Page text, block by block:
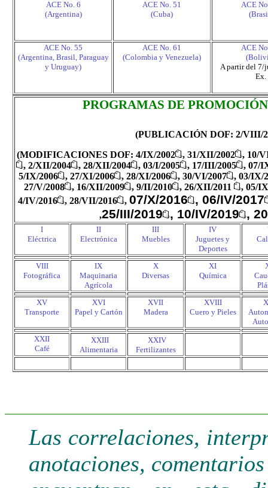
ACE No. 6
(Argentina)
ACE No. 51
(Cuba)
ACE
ACE No. 55
(Argentina, Brasil, Paraguay
y Uruguay)
ACE No. 61
(Colombia y Venezuela)
ACE
A partir del 7/
Ex.
PROGRAMAS DE
(PUBLICACIÓN DOF: 2/VIII/
(MODIFICACIONES DOF: 4/IX/2002 , 31/XII/2002
, 10/
, 2/XII/2004
, 28/XII/2004 , 03/I/2005 , 17/III/2005
, 07/
5/IX/2006
, 27/XI/2006 , 28/XI/2006 , 30/VI/2007
, 03/IX/
27/V/2008
, 16/XII/2009 , 9/II/2010 , 26/XII/2011 , 05/
4/IV/2016
, 28/VII/2016 , 07/X/2016 , 06/IV/2017
,25/III/2019 , 10/IV/2019 ,
I
Eléctrica
II
Electrónica
III
Muebles
IV
Juguetes y
Deportes
VIII
Fotográfica
IX
Maquinaria
Agrícola
X
Diversas
XI
Química
XV
Transporte
XVI
Papel y Cartón
XVII
Madera
XVIII
Cuero y Pieles
XXII
Café
XXIII
Alimentaria
XXIV
Fertilizantes
Las correlaciones,
anotaciones,